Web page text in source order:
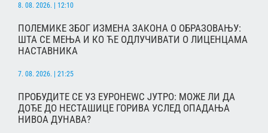
8. 08. 2026. | 12:10
ПОЛЕМИКЕ ЗБОГ ИЗМЕНА ЗАКОНА О ОБРАЗОВАЊУ:
ШТА СЕ МЕЊА И КО ЋЕ ОДЛУЧИВАТИ О ЛИЦЕНЦАМА
НАСТАВНИКА
7. 08. 2026. | 21:25
ПРОБУДИТЕ СЕ УЗ ЕУРОНЕWС ЈУТРО: МОЖЕ ЛИ ДА
ДОЂЕ ДО НЕСТАШИЦЕ ГОРИВА УСЛЕД ОПАДАЊА
НИВОА ДУНАВА?